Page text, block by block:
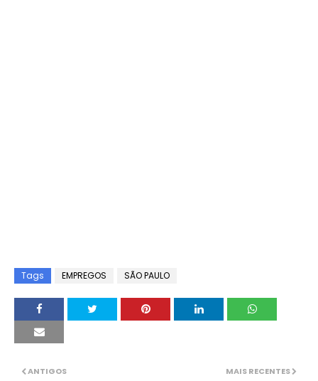
Tags EMPREGOS SÃO PAULO
MAIS RECENTES
ANTIGOS